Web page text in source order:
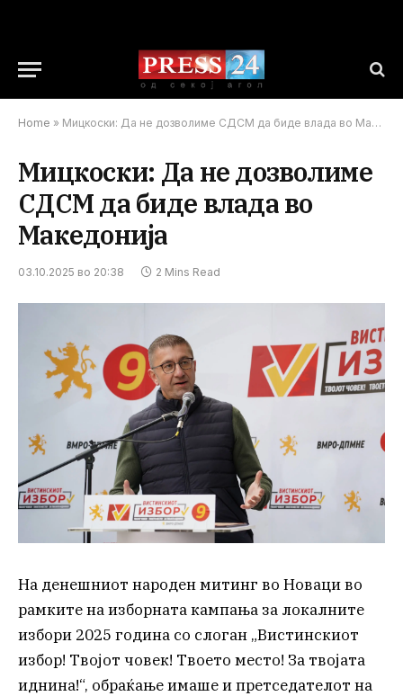
Home » Мицкоски: Да не дозволиме СДСМ да биде влада во Македонија
Мицкоски: Да не дозволиме
СДСМ да биде влада во
Македонија
03.10.2025 во 20:38 2 Mins Read
На денешниот народен митинг во Новаци во
рамките на изборната кампања за локалните
избори 2025 година со слоган „Вистинскиот
избор! Твојот човек! Твоето место! За твојата
иднина!“, обраќање имаше и претседателот на